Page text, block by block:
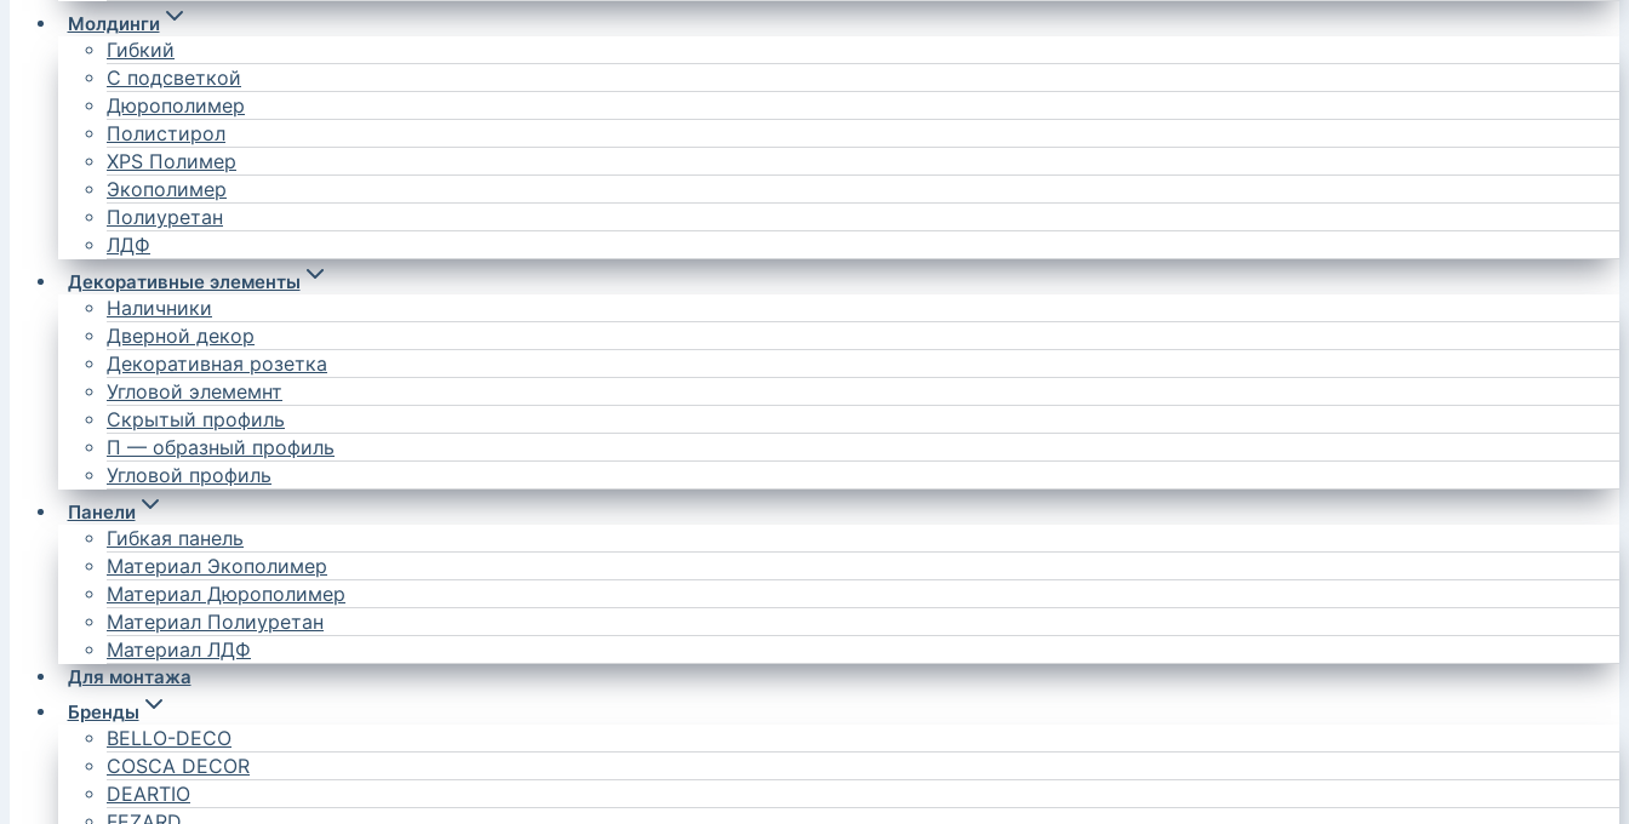
Молдинги
Гибкий
С подсветкой
Дюрополимер
Полистирол
XPS Полимер
Экополимер
Полиуретан
ЛДФ
Декоративные элементы
Наличники
Дверной декор
Декоративная розетка
Угловой элемемнт
Скрытый профиль
П — образный профиль
Угловой профиль
Панели
Гибкая панель
Материал Экополимер
Материал Дюрополимер
Материал Полиуретан
Материал ЛДФ
Для монтажа
Бренды
BELLO-DECO
COSCA DECOR
DEARTIO